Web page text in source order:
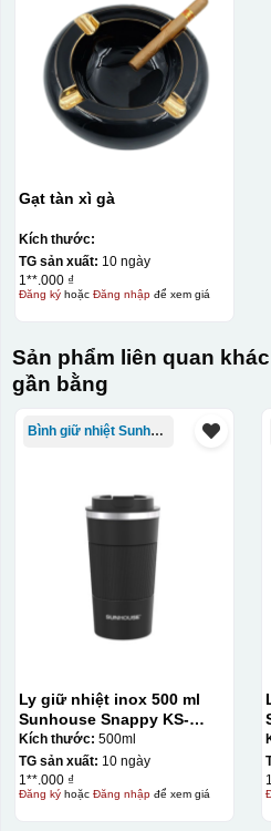
Gạt tàn xì gà
Kích thước:
TG sản xuất: 10 ngày
1**.000 ₫
Đăng kýhoặc Đăng nhậpđể xem giá
Sản phẩm liên quan
gần bằng
Bình giữ nhiệt Sunhouse
Ly giữ nhiệt inox 500 ml
Sunhouse Snappy KS-
TU500S
Kích thước: 500ml
TG sản xuất: 10 ngày
1**.000 ₫
Đăng kýhoặc Đăng nhậpđể xem giá